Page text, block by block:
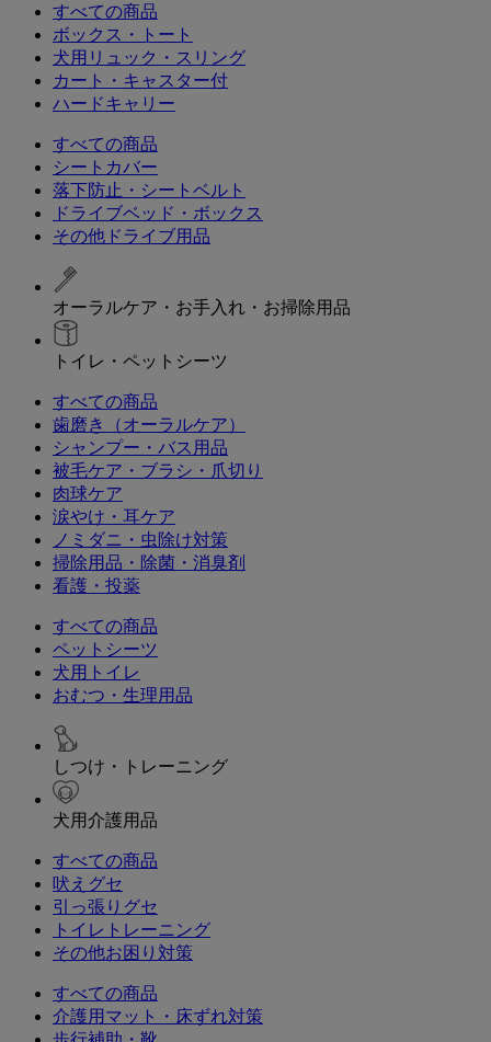
すべての商品
ボックス・トート
犬用リュック・スリング
カート・キャスター付
ハードキャリー
すべての商品
シートカバー
落下防止・シートベルト
ドライブベッド・ボックス
その他ドライブ用品
オーラルケア・お手入れ・お掃除用品
トイレ・ペットシーツ
すべての商品
歯磨き（オーラルケア）
シャンプー・バス用品
被毛ケア・ブラシ・爪切り
肉球ケア
涙やけ・耳ケア
ノミダニ・虫除け対策
掃除用品・除菌・消臭剤
看護・投薬
すべての商品
ペットシーツ
犬用トイレ
おむつ・生理用品
しつけ・トレーニング
犬用介護用品
すべての商品
吠えグセ
引っ張りグセ
トイレトレーニング
その他お困り対策
すべての商品
介護用マット・床ずれ対策